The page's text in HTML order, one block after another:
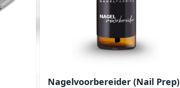
Nagelvoorbereider (Nail Prep)